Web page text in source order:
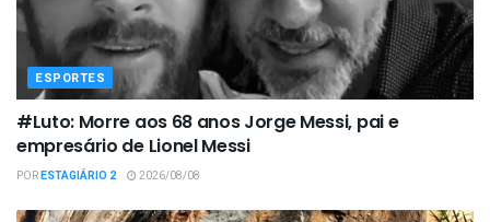
ESPORTES
#Luto: Morre aos 68 anos Jorge Messi, pai e
empresário de Lionel Messi
PORESTAGIÁRIO 2 2026/08/08